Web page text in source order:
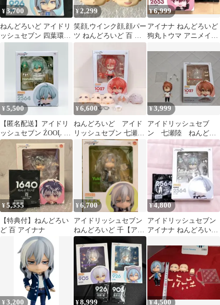
¥3,700
ねんどろいど アイドリ
ッシュセブン 四葉環
¥2,299
笑顔,ウインク顔,顔パー
ツ ねんどろいど 百 ア
イドリッシュセブン フ
ェイス
¥6,999
アイナナ ねんどろいど
狗丸トウマ アニメイト
¥5,500
【匿名配送】アイドリ
ッシュセブン ŹOOĻ 亥
清悠 ねんどろいど
¥6,600
ねんどろいど アイド
リッシュセブン 七瀬陸
(九条天ヘッドパーツ付
¥3,999
アイドリッシュセブ
ン 七瀬陸 ねんどろ
いど
¥5,555
【特典付】ねんどろい
ど 百 アイナナ
¥6,700
アイドリッシュセブン
ねんどろいど 千【アニ
メイト特典付】【再
販】最終お値段
¥4,800
アイドリッシュセブン
アイナナ ねんどろいど
¥3,200 ¥8,999 ¥4,500